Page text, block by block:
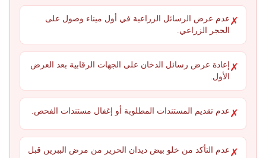
✗ عدم عرض الرسائل الزراعية في أول ميناء وصول على
الحجر الزراعي.
✗ إعادة عرض رسائل الدخان على الجهات الرقابية بعد العرض
الأول.
✗ عدم تقديم المستندات المطلوبة أو إغفال مستندات الفحص.
✗ عدم التأكد من خلو بيض ديدان الحرير من مرض الببرين قبل